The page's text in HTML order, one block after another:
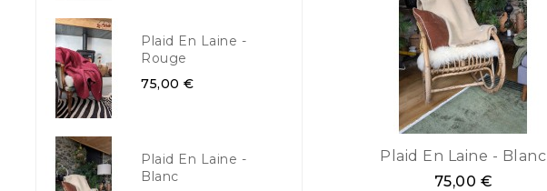
Plaid En Laine -
Rouge
75,00 €
Plaid En Laine -
Blanc
Plaid En Laine - Blanc
75,00 €